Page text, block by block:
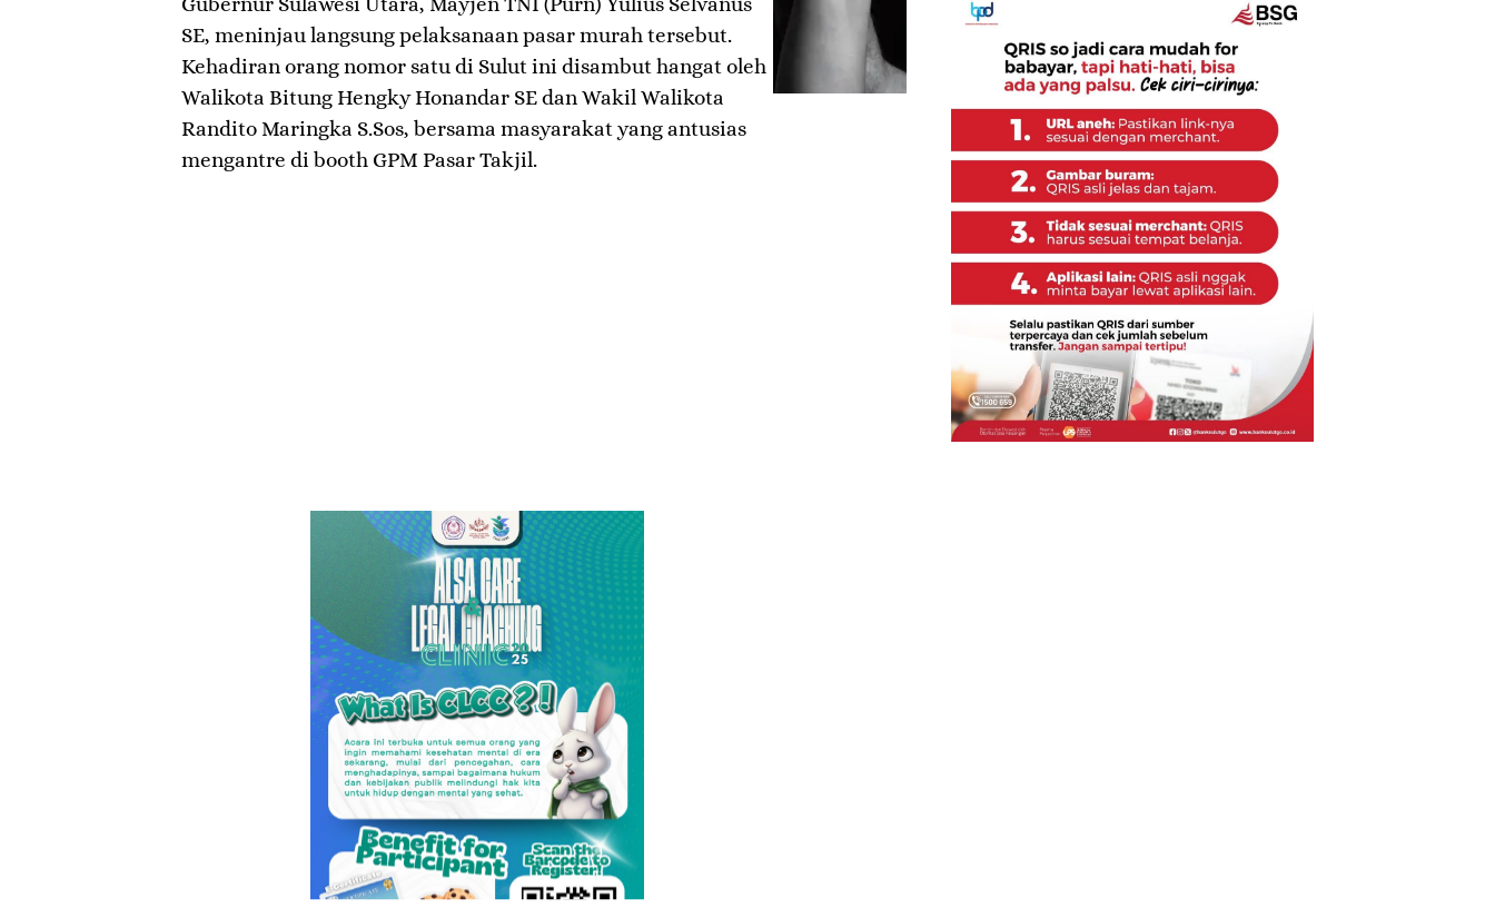
SE, meninjau langsung pelaksanaan pasar murah tersebut.
Kehadiran orang nomor satu di Sulut ini disambut hangat oleh
Walikota Bitung Hengky Honandar SE dan Wakil Walikota
Randito Maringka S.Sos, bersama masyarakat yang antusias
mengantre di booth GPM Pasar Takjil.